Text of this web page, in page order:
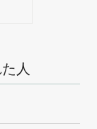
人